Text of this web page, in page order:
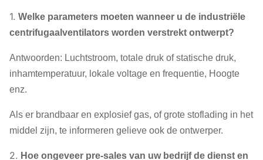
12C
12.4C
1. Welke parameters moeten wanneer u de industriële
centrifugaalventilators worden verstrekt ontwerpt?
Antwoorden: Luchtstroom, totale druk of statische druk,
inhamtemperatuur, lokale voltage en frequentie, Hoogte
enz.
Als er brandbaar en explosief gas, of grote stoflading in het
middel zijn, te informeren gelieve ook de ontwerper.
2. Hoe ongeveer pre-sales van uw bedrijf de dienst en